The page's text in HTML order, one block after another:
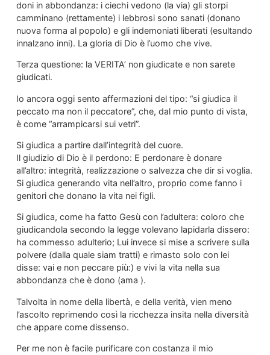
doni in abbondanza: i ciechi vedono (la via) gli storpi
camminano (rettamente) i lebbrosi sono sanati (donano
nuova forma al popolo) e gli indemoniati liberati (esultando
innalzano inni). La gloria di Dio è l’uomo che vive.
Terza questione: la VERITA’ non giudicate e non sarete
giudicati.
Io ancora oggi sento affermazioni del tipo: “si giudica il
peccato ma non il peccatore”, che, dal mio punto di vista,
è come “arrampicarsi sui vetri”.
Si giudica a partire dall’integrità del cuore.
Il giudizio di Dio è il perdono: E perdonare è donare
all’altro: integrità, realizzazione o salvezza che dir si voglia.
Si giudica generando vita nell’altro, proprio come fanno i
genitori che donano la vita nei figli.
Si giudica, come ha fatto Gesù con l’adultera: coloro che
giudicandola secondo la legge volevano lapidarla dissero:
ha commesso adulterio; Lui invece si mise a scrivere sulla
polvere (dalla quale siam tratti) e rimasto solo con lei
disse: vai e non peccare più:) e vivi la vita nella sua
abbondanza che è dono (ama ).
Talvolta in nome della libertà, e della verità, vien meno
l’ascolto reprimendo così la ricchezza insita nella diversità
che appare come dissenso.
Per me non è facile purificare con costanza il mio